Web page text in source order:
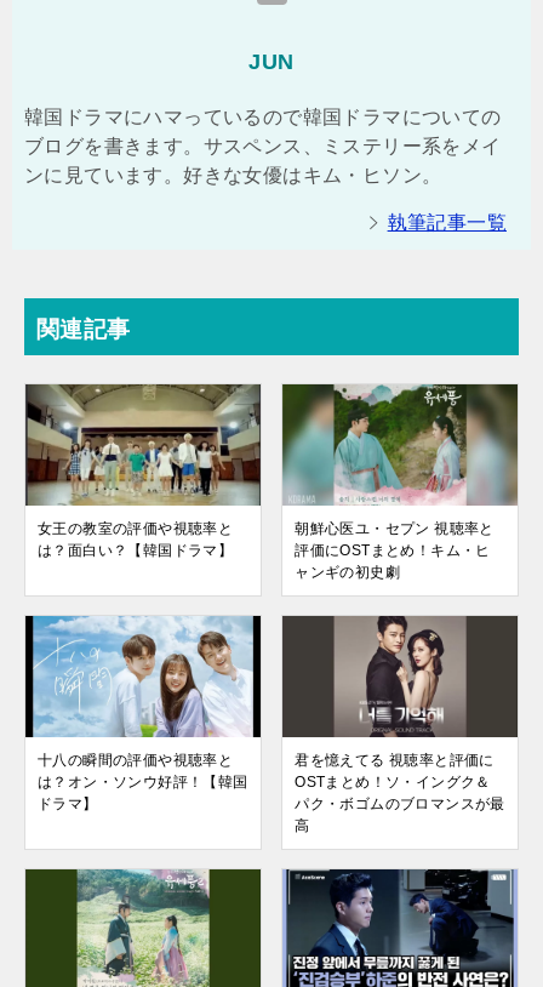
JUN
韓国ドラマにハマっているので韓国ドラマについての
ブログを書きます。サスペンス、ミステリー系をメイ
ンに見ています。好きな女優はキム・ヒソン。
執筆記事一覧
関連記事
女王の教室の評価や視聴率と
は？面白い？【韓国ドラマ】
朝鮮心医ユ・セプン 視聴率と
評価にOSTまとめ！キム・ヒ
ャンギの初史劇
十八の瞬間の評価や視聴率と
は？オン・ソンウ好評！【韓国
ドラマ】
君を憶えてる 視聴率と評価に
OSTまとめ！ソ・イングク＆
パク・ボゴムのブロマンスが最
高